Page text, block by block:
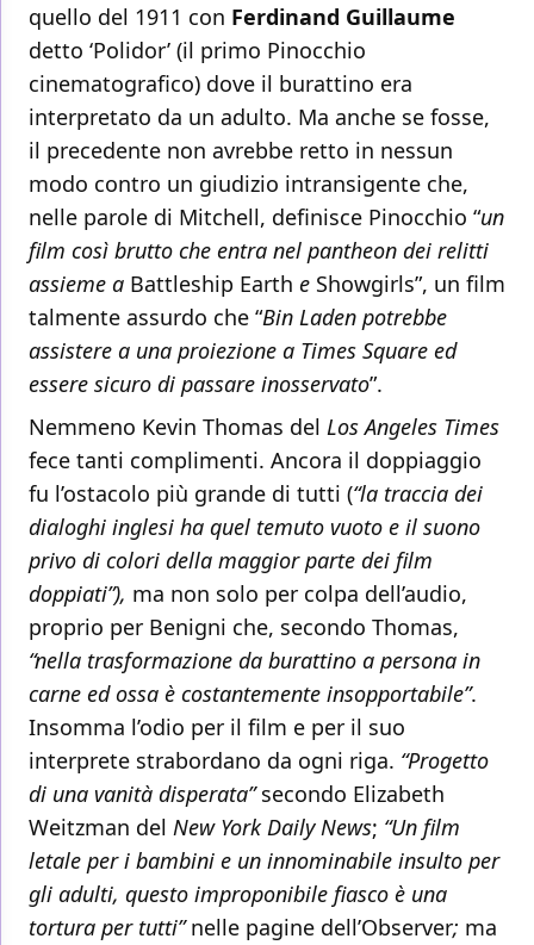
quello del 1911 con Ferdinand Guillaume
detto ‘Polidor’ (il primo Pinocchio
cinematografico) dove il burattino era
interpretato da un adulto. Ma anche se fosse,
il precedente non avrebbe retto in nessun
modo contro un giudizio intransigente che,
nelle parole di Mitchell, definisce Pinocchio “un
film così brutto che entra nel pantheon dei relitti
assieme a Battleship Earth e Showgirls”, un film
talmente assurdo che “Bin Laden potrebbe
assistere a una proiezione a Times Square ed
essere sicuro di passare inosservato”.
Nemmeno Kevin Thomas del Los Angeles Times
fece tanti complimenti. Ancora il doppiaggio
fu l’ostacolo più grande di tutti (“la traccia dei
dialoghi inglesi ha quel temuto vuoto e il suono
privo di colori della maggior parte dei film
doppiati”), ma non solo per colpa dell’audio,
proprio per Benigni che, secondo Thomas,
“nella trasformazione da burattino a persona in
carne ed ossa è costantemente insopportabile”.
Insomma l’odio per il film e per il suo
interprete strabordano da ogni riga. “Progetto
di una vanità disperata”secondo Elizabeth
Weitzman del New York Daily News; “Un film
letale per i bambini e un innominabile insulto per
gli adulti, questo improponibile fiasco è una
tortura per tutti”nelle pagine dell’Observer; ma